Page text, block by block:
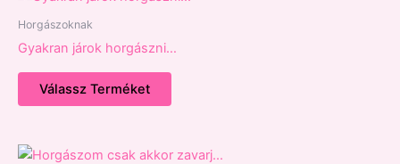
Horgászoknak
Gyakran járok horgászni…
Válassz Terméket